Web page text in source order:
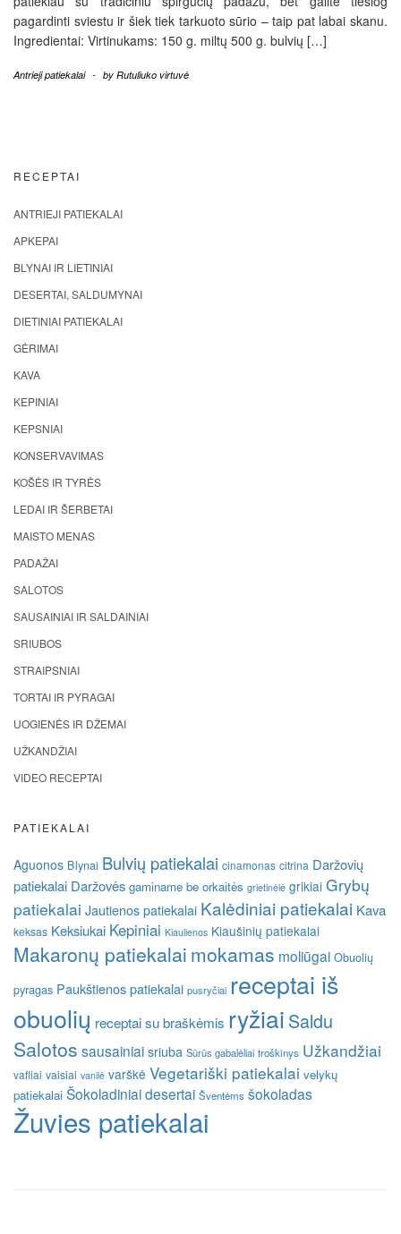
pagardinti sviestu ir šiek tiek tarkuoto sūrio – taip pat labai skanu.
Ingredientai: Virtinukams: 150 g. miltų 500 g. bulvių […]
Antrieji patiekalai - by Rutuliuko virtuvė
RECEPTAI
ANTRIEJI PATIEKALAI
APKEPAI
BLYNAI IR LIETINIAI
DESERTAI, SALDUMYNAI
DIETINIAI PATIEKALAI
GĖRIMAI
KAVA
KEPINIAI
KEPSNIAI
KONSERVAVIMAS
KOŠĖS IR TYRĖS
LEDAI IR ŠERBETAI
MAISTO MENAS
PADAŽAI
SALOTOS
SAUSAINIAI IR SALDAINIAI
SRIUBOS
STRAIPSNIAI
TORTAI IR PYRAGAI
UOGIENĖS IR DŽEMAI
UŽKANDŽIAI
VIDEO RECEPTAI
PATIEKALAI
Aguonos Blynai Bulvių patiekalai cinamonas citrina Daržovių
patiekalai Daržovės gaminame be orkaitės grietinėlė grikiai Grybų
patiekalai Jautienos patiekalai Kalėdiniai patiekalai Kava
keksas Keksiukai Kepiniai Kiaulienos Kiaušinių patiekalai
Makaronų patiekalai mokamas moliūgai Obuolių
pyragas Paukštienos patiekalai pusryčiai receptai iš
obuolių receptai su braškėmis ryžiai Saldu
Salotos sausainiai sriuba Sūrūs gabalėliai troškinys Užkandžiai
vafliai vaisiai vanilė varškė Vegetariški patiekalai velykų
patiekalai Šokoladiniai desertai Šventėms šokoladas
Žuvies patiekalai